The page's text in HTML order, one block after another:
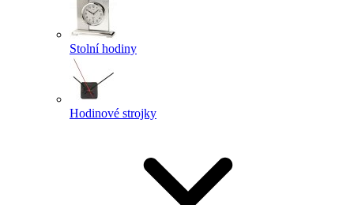
Stolní hodiny
Hodinové strojky